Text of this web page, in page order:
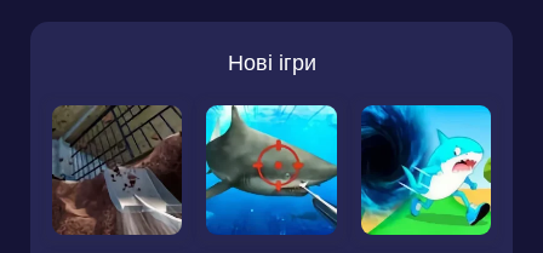
Нові ігри